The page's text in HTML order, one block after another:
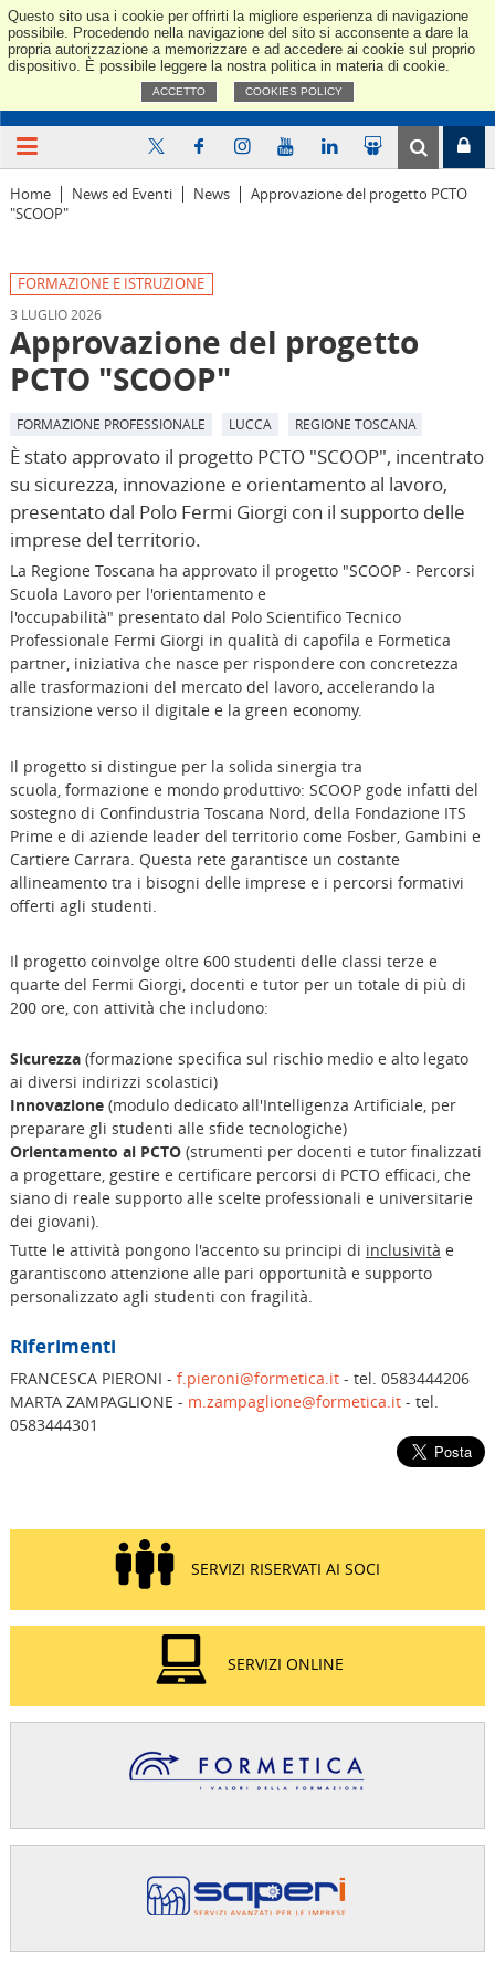
Questo sito usa i cookie per offrirti la migliore esperienza di navigazione
possibile. Procedendo nella navigazione del sito si acconsente a dare la
propria autorizzazione a memorizzare e ad accedere ai cookie sul proprio
dispositivo. È possibile leggere la nostra politica in materia di cookie.
ACCETTO COOKIES POLICY
Home News ed Eventi News
Approvazione del progetto PCTO
"SCOOP"
FORMAZIONE E ISTRUZIONE
3 LUGLIO 2026
Approvazione del progetto
PCTO "SCOOP"
FORMAZIONE PROFESSIONALE LUCCA REGIONE TOSCANA
È stato approvato il progetto PCTO "SCOOP", incentrato
su sicurezza, innovazione e orientamento al lavoro,
presentato dal Polo Fermi Giorgi con il supporto delle
imprese del territorio.
La Regione Toscana ha approvato il progetto "SCOOP - Percorsi
Scuola Lavoro per l'orientamento e
l'occupabilità" presentato dal Polo Scientifico Tecnico
Professionale Fermi Giorgi in qualità di capofila e Formetica
partner, iniziativa che nasce per rispondere con concretezza
alle trasformazioni del mercato del lavoro, accelerando la
transizione verso il digitale e la green economy.
Il progetto si distingue per la solida sinergia tra
scuola, formazione e mondo produttivo: SCOOP gode infatti del
sostegno di Confindustria Toscana Nord, della Fondazione ITS
Prime e di aziende leader del territorio come Fosber, Gambini e
Cartiere Carrara. Questa rete garantisce un costante
allineamento tra i bisogni delle imprese e i percorsi formativi
offerti agli studenti.
Il progetto coinvolge oltre 600 studenti delle classi terze e
quarte del Fermi Giorgi, docenti e tutor per un totale di più di
200 ore, con attività che includono:
Sicurezza(formazione specifica sul rischio medio e alto legato
ai diversi indirizzi scolastici)
Innovazione(modulo dedicato all'Intelligenza Artificiale, per
preparare gli studenti alle sfide tecnologiche)
Orientamento ai PCTO(strumenti per docenti e tutor finalizzati
a progettare, gestire e certificare percorsi di PCTO efficaci, che
siano di reale supporto alle scelte professionali e universitarie
dei giovani).
Tutte le attività pongono l'accento su principi di inclusività e
garantiscono attenzione alle pari opportunità e supporto
personalizzato agli studenti con fragilità.
Riferimenti
FRANCESCA PIERONI - f.pieroni@formetica.it- tel. 0583444206
MARTA ZAMPAGLIONE - m.zampaglione@formetica.it- tel.
0583444301
SERVIZI RISERVATI AI SOCI
SERVIZI ONLINE